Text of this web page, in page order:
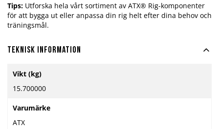
Tips: Utforska hela vårt sortiment av ATX® Rig-komponenter
för att bygga ut eller anpassa din rig helt efter dina behov och
träningsmål.
Teknisk information
information
Vikt (kg)
15.700000
Varumärke
ATX